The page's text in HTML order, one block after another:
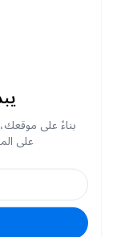
from the
متجر كاري فيرست
Chipper,
more. We also
prices
time to time!
بناءً على موقعك،
على